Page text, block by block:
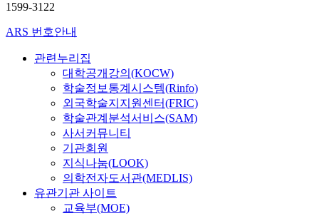
1599-3122
ARS 번호안내
관련누리집
대학공개강의(KOCW)
학술정보통계시스템(Rinfo)
외국학술지지원센터(FRIC)
학술관계분석서비스(SAM)
사서커뮤니티
기관회원
지식나눔(LOOK)
의학전자도서관(MEDLIS)
유관기관 사이트
교육부(MOE)